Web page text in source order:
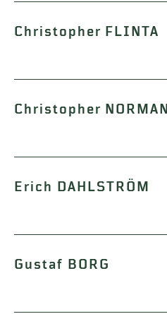
Christopher FLINTA
Christopher NORMAN
Erich DAHLSTRÖM
Gustaf BORG